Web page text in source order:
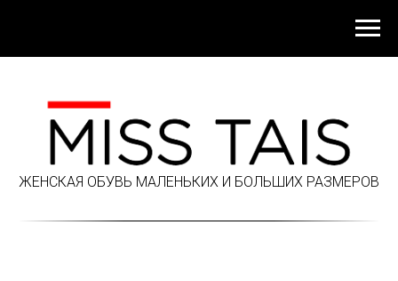
ЖЕНСКАЯ ОБУВЬ МАЛЕНЬКИХ И БОЛЬШИХ РАЗМЕРОВ